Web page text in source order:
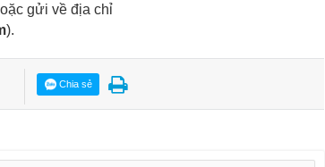
gửi về địa chỉ
).
Chia sẻ